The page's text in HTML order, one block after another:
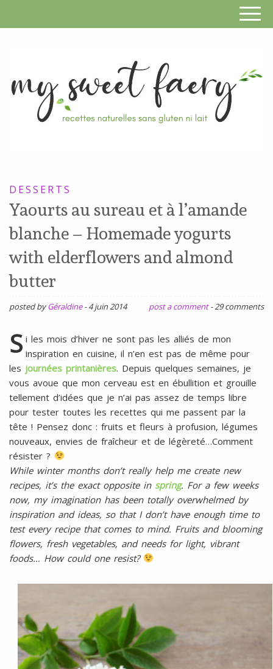
SANS
GLUTEN,
SANS
LAIT,
SOJA,
SANS
DESSERTS
Yaourts au sureau et à l’amande
blanche – Homemade yogurts
with elderflowers and almond
butter
posted byGéraldine -4 juin 2014 post a comment -29 comments
S i les mois d’hiver ne sont pas les alliés de mon
inspiration en cuisine, il n’en est pas de même pour
les journées printanières. Depuis quelques semaines, je
vous avoue que mon cerveau est en ébullition et grouille
tellement d’idées que je n’ai pas assez de temps libre
pour tester toutes les recettes qui me passent par la
tête ! Pensez donc : fruits et fleurs à profusion, légumes
nouveaux, envies de fraîcheur et de légèreté…Comment
résister ?
While winter months don’t really help me create new
recipes, it’s the exact opposite in spring. For a few weeks
now, my imagination has been totally overwhelmed by
inspiration and ideas, so that I don’t have enough time to
test every recipe that comes to mind. Fruits and blooming
flowers, fresh vegetables, and needs for light, vibrant
foods… How could one resist?